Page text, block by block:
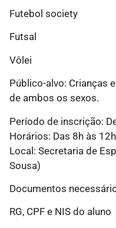
Futebol society
Futsal
Vôlei
Público-alvo: Crianças
de ambos os sexos.
Período de inscrição:
Horários: Das 8h às
Local: Secretaria de
Sousa)
Documentos
RG, CPF e NIS do aluno